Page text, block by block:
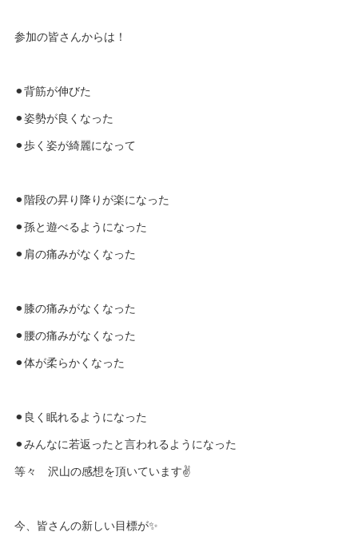
参加の皆さんからは！
⚫︎背筋が伸びた
⚫︎姿勢が良くなった
⚫︎歩く姿が綺麗になって
⚫︎階段の昇り降りが楽になった
⚫︎孫と遊べるようになった
⚫︎肩の痛みがなくなった
⚫︎膝の痛みがなくなった
⚫︎腰の痛みがなくなった
⚫︎体が柔らかくなった
⚫︎良く眠れるようになった
⚫︎みんなに若返ったと言われるようになった
等々 沢山の感想を頂いています✌️
今、皆さんの新しい目標が✨